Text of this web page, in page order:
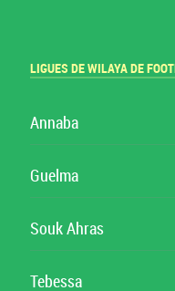
LIGUES DE WILAYA DE
Annaba
Guelma
Souk Ahras
Tebessa